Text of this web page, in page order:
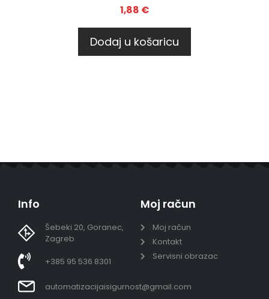
1,88 €
Dodaj u košaricu
Info
Šebeki 20, Goranec,
Zagreb
+385 95 536 8301
automatizacijaisigurnost@gmail.com
Moj račun
Moj račun
Kontakt
Servisni obrazac